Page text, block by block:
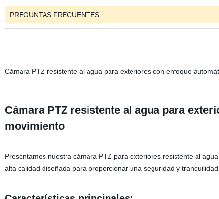
PREGUNTAS FRECUENTES
Cámara PTZ resistente al agua para exteriores con enfoque
Cámara PTZ resistente al agua para
movimiento
Presentamos nuestra cámara PTZ para exteriores resistente al
alta calidad diseñada para proporcionar una seguridad y